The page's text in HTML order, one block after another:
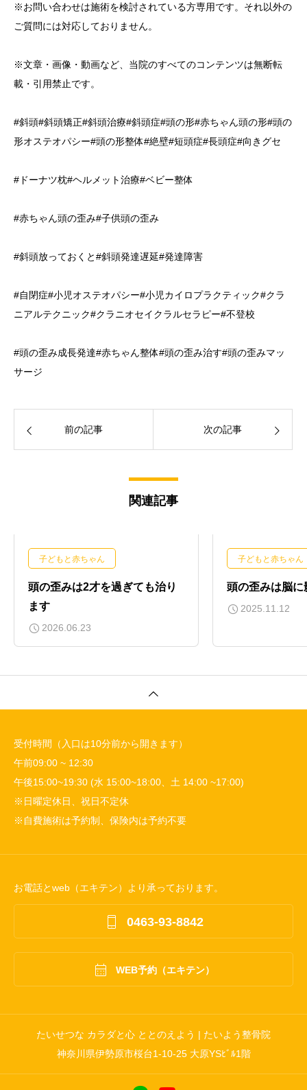
※お問い合わせは施術を検討されている方専用です。それ以外の
ご質問には対応しておりません。
※文章・画像・動画など、当院のすべてのコンテンツは無断転
載・引用禁止です。
#斜頭#斜頭矯正#斜頭治療#斜頭症#頭の形#赤ちゃん頭の形#頭の
形オステオパシー#頭の形整体#絶壁#短頭症#長頭症#向きグセ
#ドーナツ枕#ヘルメット治療#ベビー整体
#赤ちゃん頭の歪み#子供頭の歪み
#斜頭放っておくと#斜頭発達遅延#発達障害
#自閉症#小児オステオパシー#小児カイロプラクティック#クラ
ニアルテクニック#クラニオセイクラルセラピー#不登校
#頭の歪み成長発達#赤ちゃん整体#頭の歪み治す#頭の歪みマッ
サージ
前の記事 次の記事
関連記事
子どもと赤ちゃん
頭の歪みは2才を過ぎても治り
ます
2026.06.23
子どもと赤ちゃん
頭の歪みは脳
2025.11.12
受付時間（入口は10分前から開きます）
午前09:00 ~ 12:30
午後15:00~19:30 (水 15:00~18:00、土 14:00 ~17:00)
※日曜定休日、祝日不定休
※自費施術は予約制、保険内は予約不要
お電話とweb（エキテン）より承っております。
 0463-93-8842
 WEB予約（エキテン）
たいせつな カラダと心 ととのえよう | たいよう整骨院
神奈川県伊勢原市桜台1-10-25 大原YSﾋﾞﾙ1階